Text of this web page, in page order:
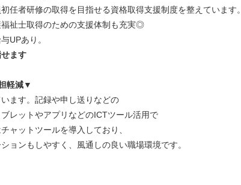
任者研修の取得を目指せる資格取得支援制度を整えています。
祉士取得のための支援体制も充実◎
UPあり。
ます
軽減▼
ます。記録や申し送りなどの
レットやアプリなどのICTツール活用で
ャットツールを導入しており、
ョンもしやすく、風通しの良い職場環境です。